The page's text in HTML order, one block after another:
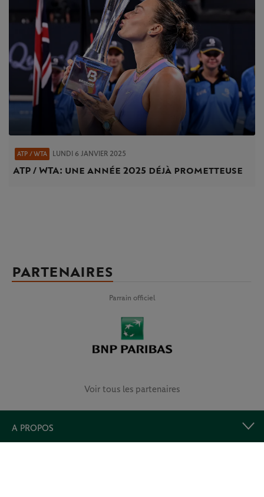
ATP / WTA LUNDI 6 JANVIER 2025
ATP / WTA : une année 2025 déjà prometteuse
PARTENAIRES
Parrain officiel
Voir tous les partenaires
A PROPOS